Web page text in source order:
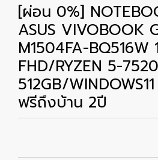
[ผ่อน 0%]
ASUS VIVOBOOK
M1504FA-BQ516W
FHD/RYZEN 5-
512GB/
ฟรีถึงบ้าน 2ปี